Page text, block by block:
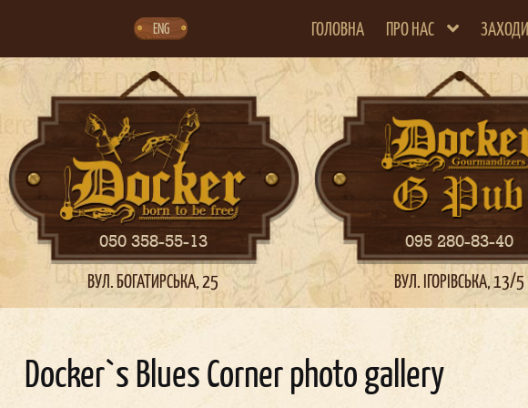
ENG ГОЛОВНА ПРО НАС ЗАХОДИ
050 358-55-13
ВУЛ. БОГАТИРСЬКА, 25
095 280-83-40
ВУЛ. ІГОРІВСЬКА, 13/5
Docker`s Blues Corner photo gallery